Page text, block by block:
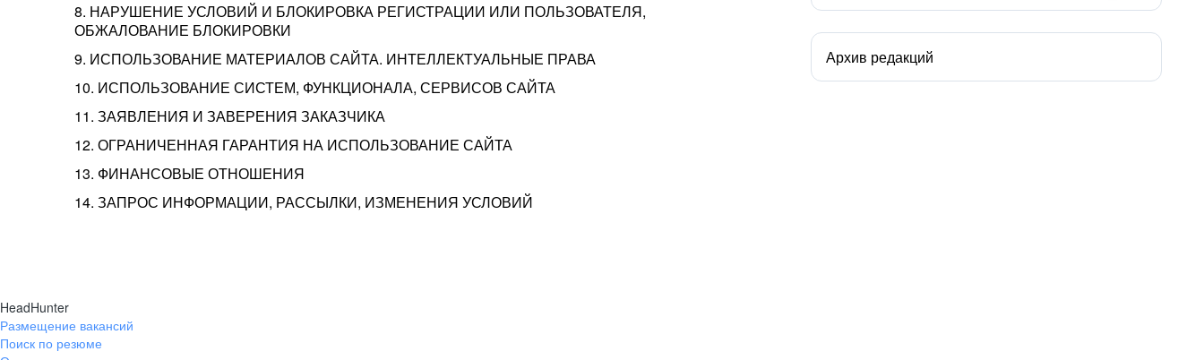
8. НАРУШЕНИЕ УСЛОВИЙ И БЛОКИРОВКА РЕГИСТРАЦИИ ИЛИ ПОЛЬЗОВАТЕЛЯ,
ОБЖАЛОВАНИЕ БЛОКИРОВКИ
9. ИСПОЛЬЗОВАНИЕ МАТЕРИАЛОВ САЙТА. ИНТЕЛЛЕКТУАЛЬНЫЕ ПРАВА
10. ИСПОЛЬЗОВАНИЕ СИСТЕМ, ФУНКЦИОНАЛА, СЕРВИСОВ САЙТА
11. ЗАЯВЛЕНИЯ И ЗАВЕРЕНИЯ ЗАКАЗЧИКА
12. ОГРАНИЧЕННАЯ ГАРАНТИЯ НА ИСПОЛЬЗОВАНИЕ САЙТА
13. ФИНАНСОВЫЕ ОТНОШЕНИЯ
14. ЗАПРОС ИНФОРМАЦИИ, РАССЫЛКИ, ИЗМЕНЕНИЯ УСЛОВИЙ
Архив редакций
HeadHunter
Размещение вакансий
Поиск по резюме